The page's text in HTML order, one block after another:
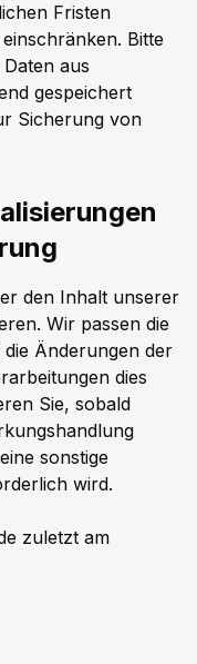
Fristen
Bitte
aus
gespeichert
Sicherung von
den Inhalt unserer
Wir passen die
Änderungen der
dies
Sie, sobald
sonstige
wird.
zuletzt am